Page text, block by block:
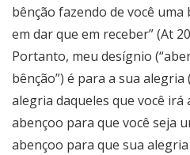
bênção fazendo de você uma
em dar que em receber” (At
Portanto, meu desígnio
bênção”) é para a sua alegria
alegria daqueles que você irá
abençoo para que você seja
abençoo para que sua